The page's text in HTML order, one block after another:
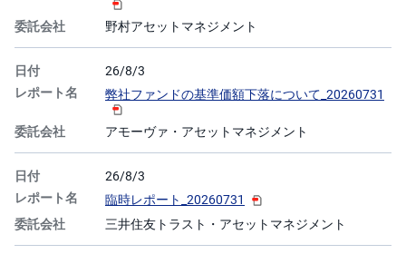
F
引
所
C
D(
く
っ
く
株
3
6
5)
野村アセットマネジメント
26/8/3
弊社ファンドの基準価額下落について_20260731
アモーヴァ・アセットマネジメント
26/8/3
臨時レポート_20260731
三井住友トラスト・アセットマネジメント